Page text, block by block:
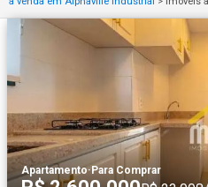
Apartamento·Para Comprar